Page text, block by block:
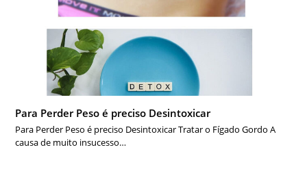
Para Perder Peso é preciso Desintoxicar
Para Perder Peso é preciso Desintoxicar Tratar o Fígado Gordo A
causa de muito insucesso…